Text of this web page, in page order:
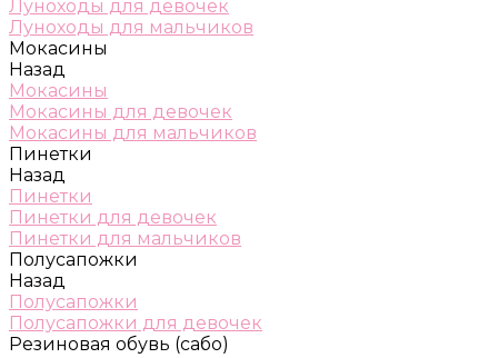
Луноходы для девочек
Луноходы для мальчиков
Мокасины
Назад
Мокасины
Мокасины для девочек
Мокасины для мальчиков
Пинетки
Назад
Пинетки
Пинетки для девочек
Пинетки для мальчиков
Полусапожки
Назад
Полусапожки
Полусапожки для девочек
Резиновая обувь (сабо)